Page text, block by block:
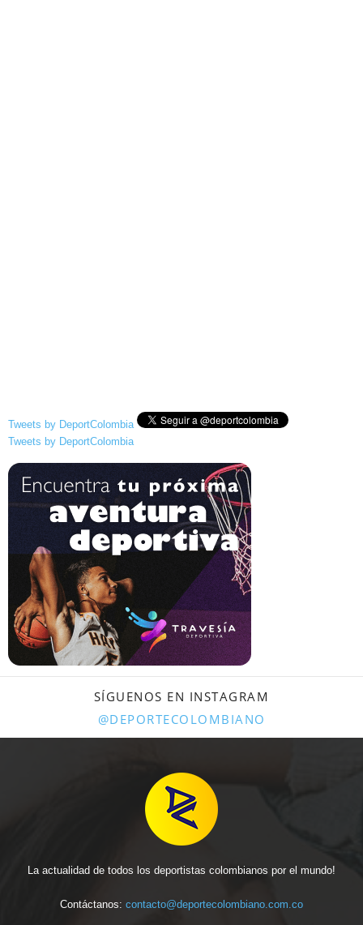
Tweets by DeportColombia
Tweets by DeportColombia
SÍGUENOS EN INSTAGRAM
@DEPORTECOLOMBIANO
La actualidad de todos los deportistas colombianos por el mundo!
Contáctanos: contacto@deportecolombiano.com.co